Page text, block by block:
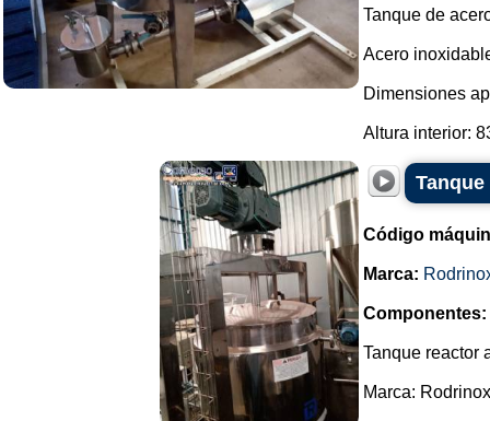
Tanque de
Acero
Dimensiones
Altura interior:
Código
Marca:
Componentes:
Tanque reactor
Marca: